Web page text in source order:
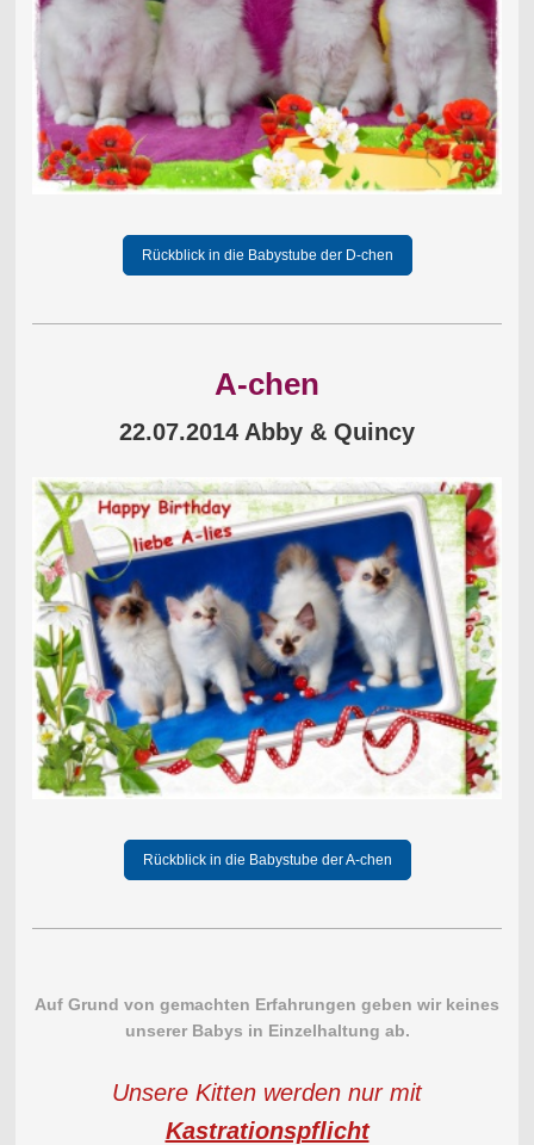
Rückblick in die Babystube der D-chen
A-chen
22.07.2014 Abby & Quincy
Rückblick in die Babystube der A-chen
Auf Grund von gemachten Erfahrungen geben wir keines
unserer Babys in Einzelhaltung ab.
Unsere Kitten werden nur mit
Kastrationspflicht